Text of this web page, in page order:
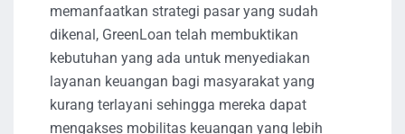
memanfaatkan strategi pasar yang sudah
dikenal, GreenLoan telah membuktikan
kebutuhan yang ada untuk menyediakan
layanan keuangan bagi masyarakat yang
kurang terlayani sehingga mereka dapat
mengakses mobilitas keuangan yang lebih